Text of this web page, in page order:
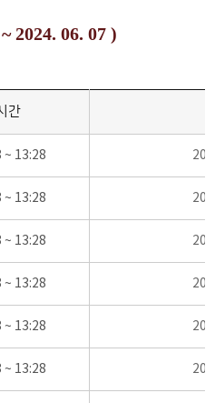
2024. 06. 07 )
간
~ 13:28
~ 13:28
~ 13:28
~ 13:28
~ 13:28
~ 13:28